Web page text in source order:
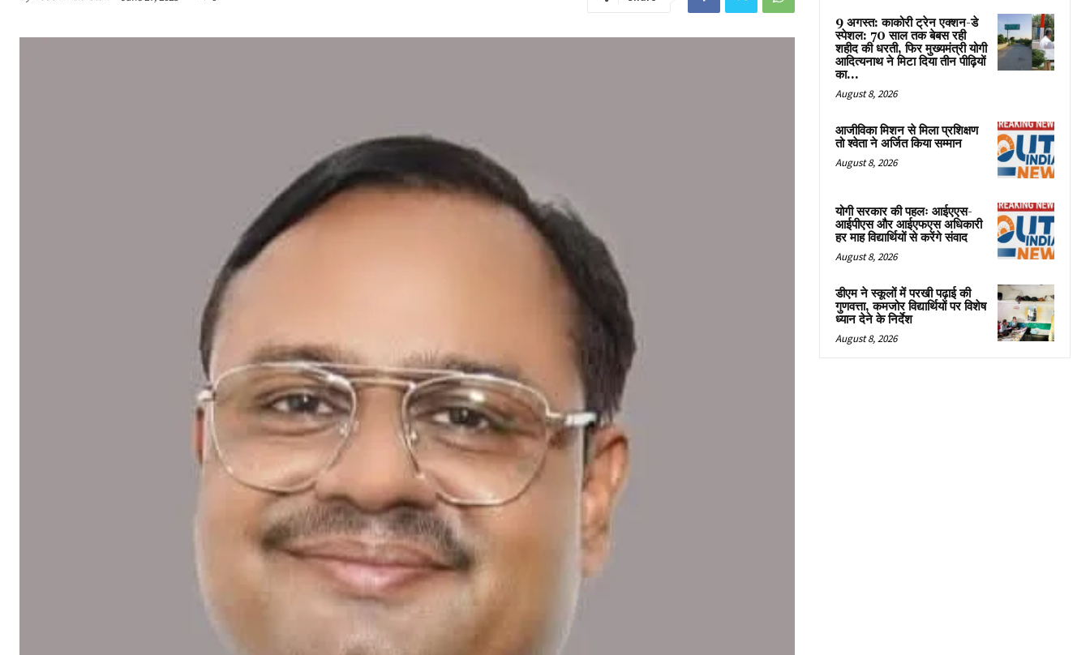
9 अगस्त: काकोरी ट्रेन एक्शन-डे
स्पेशल: 70 साल तक बेबस रही
शहीद की धरती, फिर मुख्यमंत्री योगी
आदित्यनाथ ने मिटा दिया तीन पीढ़ियों
का...
August 8, 2026
आजीविका मिशन से मिला प्रशिक्षण
तो श्वेता ने अर्जित किया सम्मान
August 8, 2026
योगी सरकार की पहलः आईएएस-
आईपीएस और आईएफएस अधिकारी
हर माह विद्यार्थियों से करेंगे संवाद
August 8, 2026
डीएम ने स्कूलों में परखी पढ़ाई की
गुणवत्ता, कमजोर विद्यार्थियों पर विशेष
ध्यान देने के निर्देश
August 8, 2026